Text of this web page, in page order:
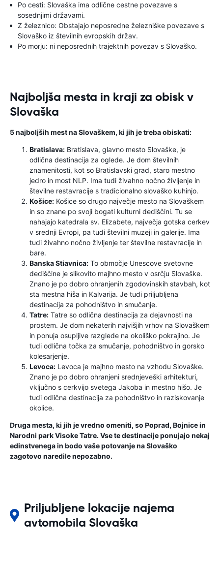
Po cesti: Slovaška ima odlične cestne povezave s
sosednjimi državami.
Z železnico: Obstajajo neposredne železniške povezave s
Slovaško iz številnih evropskih držav.
Po morju: ni neposrednih trajektnih povezav s Slovaško.
Najboljša mesta in kraji za obisk v
Slovaška
5 najboljših mest na Slovaškem, ki jih je treba obiskati:
Bratislava: Bratislava, glavno mesto Slovaške, je
odlična destinacija za oglede. Je dom številnih
znamenitosti, kot so Bratislavski grad, staro mestno
jedro in most NLP. Ima tudi živahno nočno življenje in
številne restavracije s tradicionalno slovaško kuhinjo.
Košice: Košice so drugo največje mesto na Slovaškem
in so znane po svoji bogati kulturni dediščini. Tu se
nahajajo katedrala sv. Elizabete, največja gotska cerkev
v srednji Evropi, pa tudi številni muzeji in galerije. Ima
tudi živahno nočno življenje ter številne restavracije in
bare.
Banska Stiavnica: To območje Unescove svetovne
dediščine je slikovito majhno mesto v osrčju Slovaške.
Znano je po dobro ohranjenih zgodovinskih stavbah, kot
sta mestna hiša in Kalvarija. Je tudi priljubljena
destinacija za pohodništvo in smučanje.
Tatre: Tatre so odlična destinacija za dejavnosti na
prostem. Je dom nekaterih najvišjih vrhov na Slovaškem
in ponuja osupljive razglede na okoliško pokrajino. Je
tudi odlična točka za smučanje, pohodništvo in gorsko
kolesarjenje.
Levoca: Levoca je majhno mesto na vzhodu Slovaške.
Znano je po dobro ohranjeni srednjeveški arhitekturi,
vključno s cerkvijo svetega Jakoba in mestno hišo. Je
tudi odlična destinacija za pohodništvo in raziskovanje
okolice.
Druga mesta, ki jih je vredno omeniti, so Poprad, Bojnice in
Narodni park Visoke Tatre. Vse te destinacije ponujajo nekaj
edinstvenega in bodo vaše potovanje na Slovaško
zagotovo naredile nepozabno.
Priljubljene lokacije najema
avtomobila Slovaška